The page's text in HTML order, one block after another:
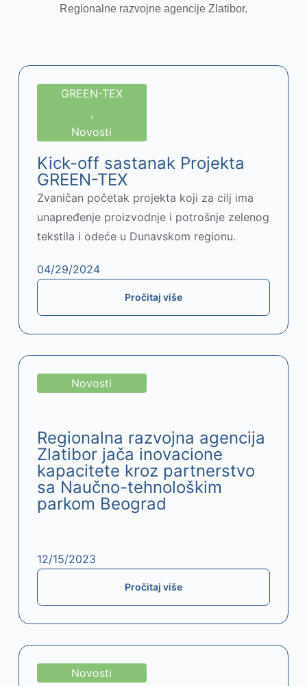
Regionalne razvojne agencije Zlatibor.
GREEN-TEX
,
Novosti
Kick-off sastanak Projekta
GREEN-TEX
Zvaničan početak projekta koji za cilj ima
unapređenje proizvodnje i potrošnje zelenog
tekstila i odeće u Dunavskom regionu.
04/29/2024
Pročitaj više
Novosti
Regionalna razvojna agencija
Zlatibor jača inovacione
kapacitete kroz partnerstvo
sa Naučno-tehnološkim
parkom Beograd​
12/15/2023
Pročitaj više
Novosti